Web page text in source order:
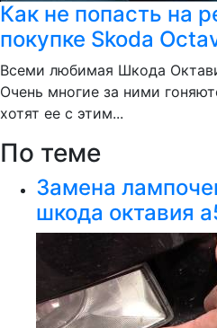
Как не попасть на
покупке Skoda
Всеми любимая Шкода
Очень многие за ними
хотят ее с этим...
По теме
Замена
шкода октавия